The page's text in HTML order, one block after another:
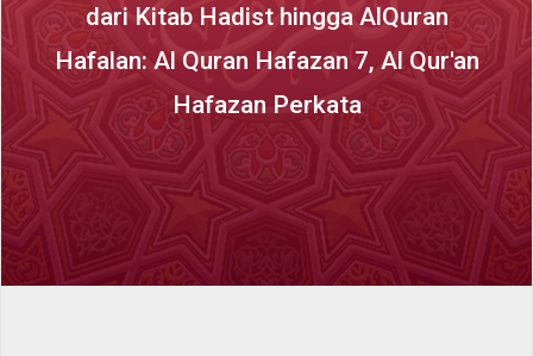
dari Kitab Hadist hingga AlQuran
Hafalan: Al Quran Hafazan 7, Al Qur'an
Hafazan Perkata